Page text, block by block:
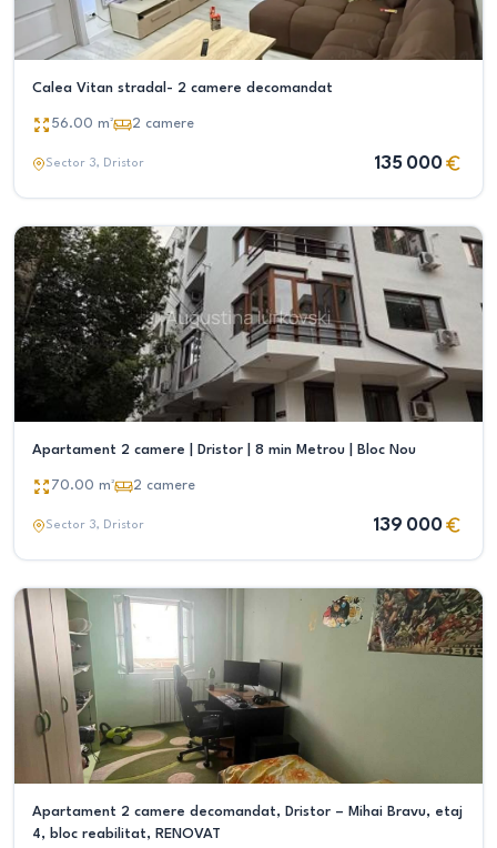
Calea Vitan stradal- 2 camere decomandat
56.00 m² 2 camere
Sector 3, Dristor 135 000
Apartament 2 camere | Dristor | 8 min Metrou | Bloc Nou
70.00 m² 2 camere
Sector 3, Dristor 139 000
Apartament 2 camere decomandat, Dristor – Mihai Bravu, etaj
4, bloc reabilitat, RENOVAT